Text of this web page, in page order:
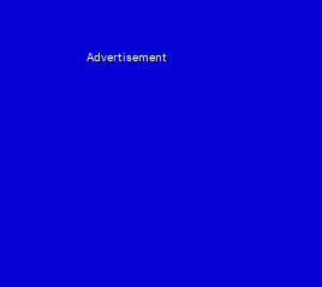
Advertisement